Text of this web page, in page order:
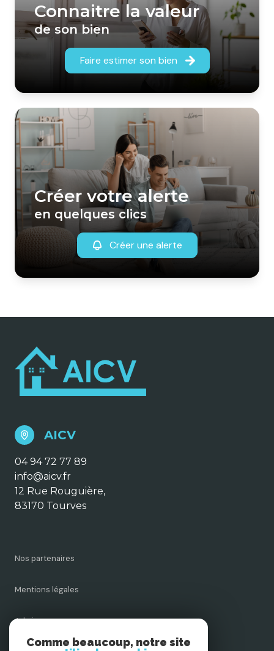
Connaitre la valeur
de son bien
Faire estimer son bien
Créer votre alerte
en quelques clics
Créer une alerte
AICV
04 94 72 77 89
info@aicv.fr
12 Rue Rouguière,
83170 Tourves
Nos partenaires
Mentions légales
Admin
Comme beaucoup, notre site